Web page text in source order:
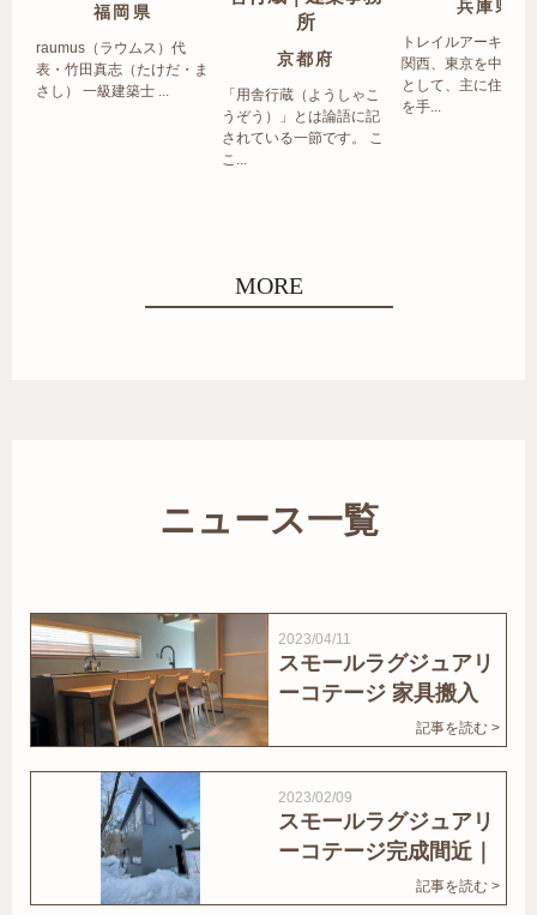
福岡県
raumus（ラウムス）代
表・竹田真志（たけだ・ま
さし） 一級建築士 ...
所
京都府
「用舎行蔵（ようしゃこ
うぞう）」とは論語に記
されている一節です。 こ
こ...
兵庫県
トレイルアーキテク
関西、東京を中心エ
として、主に住宅の
を手...
MORE
ニュース一覧
2023/04/11
スモールラグジュアリ
ーコテージ 家具搬入
記事を読む >
2023/02/09
スモールラグジュアリ
ーコテージ完成間近｜
記事を読む >